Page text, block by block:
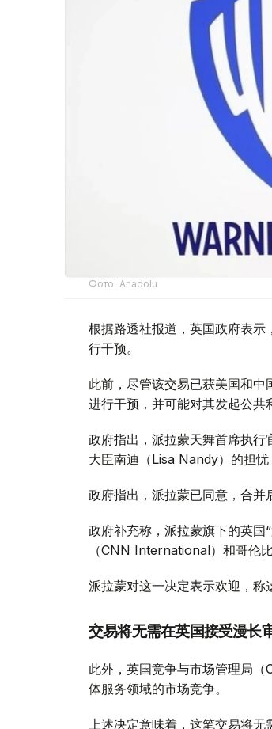
Фото: Аnadolu
根据路透社报道，英国政府表
行干预。
此前，尽管该交易已获美国和
进行干预，并可能对其发起公共
政府指出，派拉蒙天舞首席执
大臣南迪（Lisa Nandy）的担忧
政府指出，派拉蒙已同意，合并
政府补充称，派拉蒙旗下的英
（CNN International）和哥伦
派拉蒙对这一决定表示欢迎，称
交易将无需在英国接受漫长
此外，英国竞争与市场管理局
体服务领域的市场竞争。
上述决定意味着，这笔交易将